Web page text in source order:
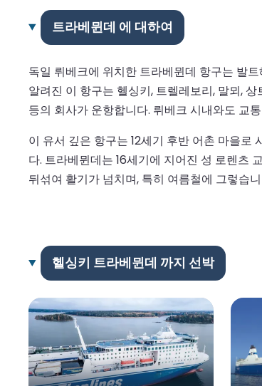
트라베뮌데 에 대하여
독일 뤼베크에 위치한 트라베뮌데 항구는 발
알려진 이 항구는 헬싱키, 트렐레보리, 말뫼,
등의 회사가 운항합니다. 뤼베크 시내와도 교
이 유서 깊은 항구는 12세기 후반 어촌 마을
다. 트라베뮌데는 16세기에 지어진 성 로렌츠
뒤섞여 활기가 넘치며, 특히 여름철에 그렇습
헬싱키 트라베뮌데 까지 선박